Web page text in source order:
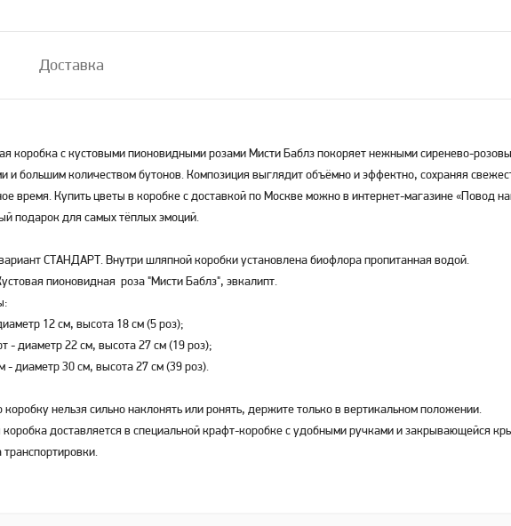
Доставка
коробка с кустовыми пионовидными розами Мисти Баблз покоряет нежными сиренево-
и большим количеством бутонов. Композиция выглядит объёмно и эффектно, сохраняя
время. Купить цветы в коробке с доставкой по Москве можно в интернет-магазине «Повод
подарок для самых тёплых эмоций.
СТАНДАРТ. Внутри шляпной коробки установлена биофлора пропитанная водой.
пионовидная роза "Мисти Баблз", эвкалипт.
12 см, высота 18 см (5 роз);
- диаметр 22 см, высота 27 см (19 роз);
- диаметр 30 см, высота 27 см (39 роз).
нельзя сильно наклонять или ронять, держите только в вертикальном положении.
доставляется в специальной крафт-коробке с удобными ручками и закрывающейся
транспортировки.